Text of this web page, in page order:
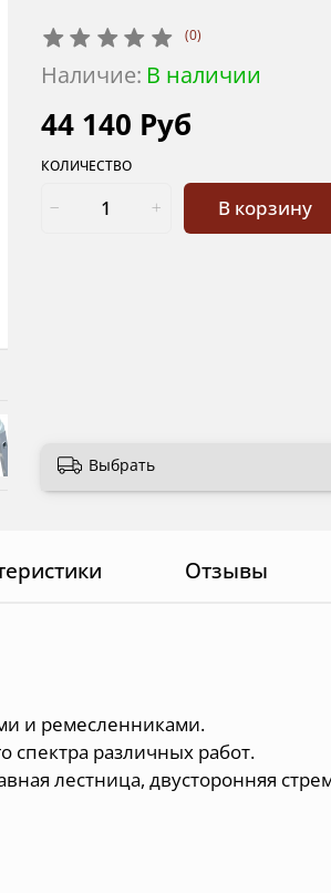
(0)
Наличие: В наличии
44 140 Руб
КОЛИЧЕСТВО
В корзину
Выбрать
Отзывы
и ремесленниками.
различных работ.
лестница, двусторонняя